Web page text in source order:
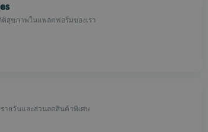
สุขภาพในแพลตฟอร์มของเรา
ายวันและส่วนลดสินค้าพิเศษ